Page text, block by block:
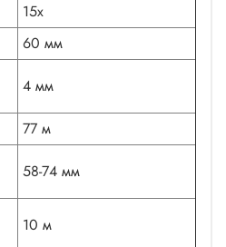
15х
60 мм
4 мм
77 м
58-74 мм
10 м